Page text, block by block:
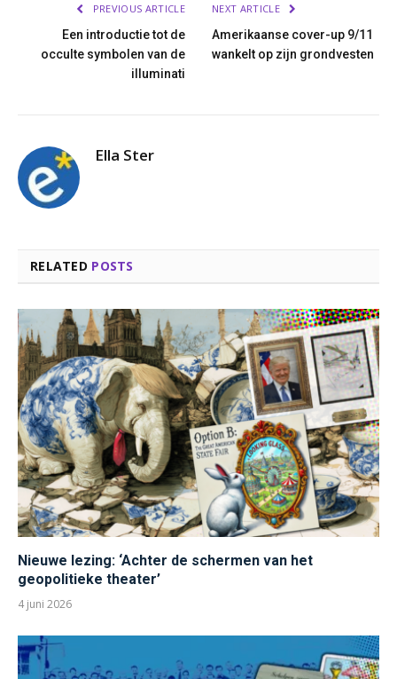
PREVIOUS ARTICLE
Een introductie tot de
occulte symbolen van de
illuminati
NEXT ARTICLE
Amerikaanse cover-up 9/11
wankelt op zijn grondvesten
Ella Ster
RELATED POSTS
Nieuwe lezing: ‘Achter de schermen van het
geopolitieke theater’
4 juni 2026